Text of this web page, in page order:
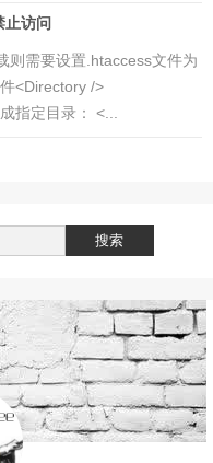
访问
则需要设置.htaccess文件为
<Directory />
指定目录： <...